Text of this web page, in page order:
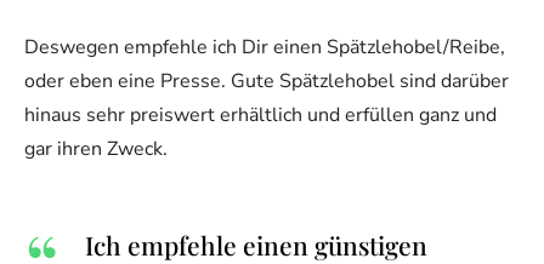
Deswegen empfehle ich Dir einen Spätzlehobel/Reibe,
oder eben eine Presse. Gute Spätzlehobel sind darüber
hinaus sehr preiswert erhältlich und erfüllen ganz und
gar ihren Zweck.
Ich empfehle einen günstigen